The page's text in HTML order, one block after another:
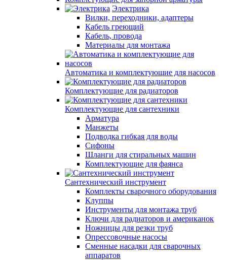
Электрика
Вилки, переходники, адаптеры
Кабель греющий
Кабель, провода
Материалы для монтажа
Автоматика и комплектующие для насосов
Комплектующие для радиаторов
Комплектующие для сантехники
Арматура
Манжеты
Подводка гибкая для воды
Сифоны
Шланги для стиральных машин
Комплектующие для фаянса
Сантехнический инструмент
Комплекты сварочного оборудования
Клуппы
Инструменты для монтажа труб
Ключи для радиаторов и американок
Ножницы для резки труб
Опрессовочные насосы
Сменные насадки для сварочных
аппаратов